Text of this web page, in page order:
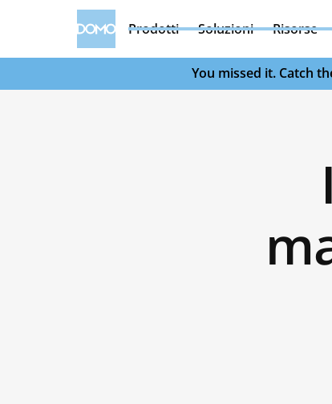
Prodotti Soluzioni Risorse
You missed it. Catch